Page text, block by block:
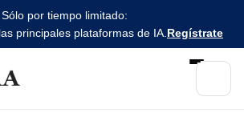
Sólo por tiempo limitado:
principales plataformas de IA. Regístrate